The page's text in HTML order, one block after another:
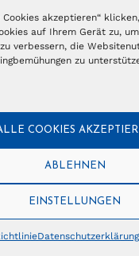
Cookies akzeptieren“
auf Ihrem Gerät zu,
verbessern, die
zu
COOKIES
ABLEHNEN
EINSTELLUNGEN
Datenschutzerklärung
Ferientrends // info@tlvg.ch
Verlag GmbH //
//